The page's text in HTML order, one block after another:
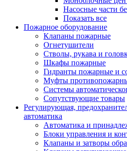
Насосные части
Показать все
Пожарное оборудование
Клапаны пожарные
Огнетушители
Стволы, рукава и
Шкафы пожарные
Гидранты пожарные и
Муфты
Системы
Сопутствующие товары
Регулирующая,
автоматика
Автоматика и
Блоки управления и
Клапаны и затворы